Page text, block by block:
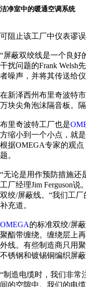
洁净室中的暖通空调系统
可阻止该工厂中仪表谬
“屏蔽双绞线是一个良好
干扰问题的Frank Welsh
者噪声，并将其传送给
在新泽西州布里奇波特
万块尖角泡沫隔音板。
布里奇波特工厂也是
方缩小到一个小点，就
根据OMEGA专家的观
题。
“无论是用作预防措施还
工厂经理Jim Ferguson
双绞/屏蔽线。“我们工
补充道。
OMEGA的标准双绞/屏
聚酯带缠绕。缠绕层上
外线。有些制造商只用
不锈钢和镀锡铜编织屏
“制造电缆时，我们非常
间的空隙中。我们的电